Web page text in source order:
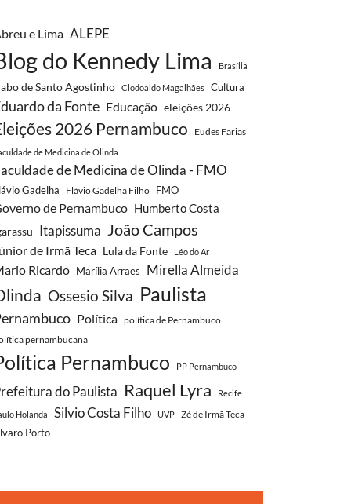
e Lima ALEPE
do Kennedy Lima Brasília
de Santo Agostinho Clodoaldo Magalhães Cultura
da Fonte Educação eleições 2026
2026 Pernambuco Eudes Farias
de Medicina de Olinda
de Medicina de Olinda - FMO
Gadelha Flávio Gadelha Filho FMO
de Pernambuco Humberto Costa
Itapissuma João Campos
de Irmã Teca Lula da Fonte Léo do Ar
Ricardo Marília Arraes Mirella Almeida
Ossesio Silva Paulista
Política política de Pernambuco
pernambucana
Pernambuco PP Pernambuco
do Paulista Raquel Lyra Recife
Holanda Silvio Costa Filho UVP
Zé de Irmã Teca
Porto